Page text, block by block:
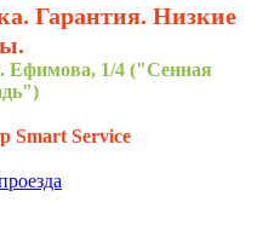
Гарантия. Низкие
Ефимова, 1/4 ("Сенная
Smart Service